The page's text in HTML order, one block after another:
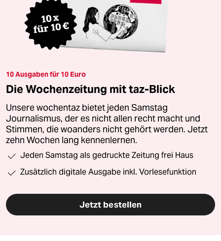
10 Ausgaben für 10 Euro
Die Wochenzeitung mit taz-Blick
Unsere wochentaz bietet jeden Samstag
Journalismus, der es nicht allen recht macht und
Stimmen, die woanders nicht gehört werden. Jetzt
zehn Wochen lang kennenlernen.
Jeden Samstag als gedruckte Zeitung frei Haus
Zusätzlich digitale Ausgabe inkl. Vorlesefunktion
Jetzt bestellen